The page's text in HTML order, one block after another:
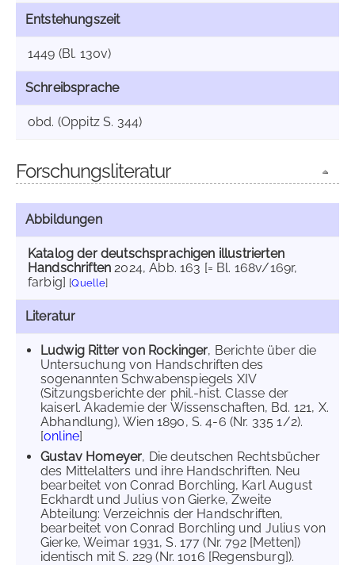
Entstehungszeit
1449 (Bl. 130v)
Schreibsprache
obd. (Oppitz S. 344)
Forschungsliteratur
Abbildungen
Katalog der deutschsprachigen illustrierten
Handschriften 2024, Abb. 163 [= Bl. 168v/169r,
farbig] [Quelle]
Literatur
Ludwig Ritter von Rockinger, Berichte über die
Untersuchung von Handschriften des
sogenannten Schwabenspiegels XIV
(Sitzungsberichte der phil.-hist. Classe der
kaiserl. Akademie der Wissenschaften, Bd. 121, X.
Abhandlung), Wien 1890, S. 4-6 (Nr. 335 1/2).
[online]
Gustav Homeyer, Die deutschen Rechtsbücher
des Mittelalters und ihre Handschriften. Neu
bearbeitet von Conrad Borchling, Karl August
Eckhardt und Julius von Gierke, Zweite
Abteilung: Verzeichnis der Handschriften,
bearbeitet von Conrad Borchling und Julius von
Gierke, Weimar 1931, S. 177 (Nr. 792 [Metten])
identisch mit S. 229 (Nr. 1016 [Regensburg]).